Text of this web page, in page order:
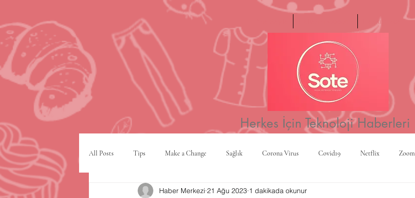
Hakkımızda
Herkes İçin Teknoloji Haberleri
All Posts Tips Make a Change Sağlık Corona Virus Covid19 Netflix Zoom
VPN şehir planlama Yapay Zeka Kripto Para
Haber Merkezi 21 Ağu 2023 1 dakikada okunur